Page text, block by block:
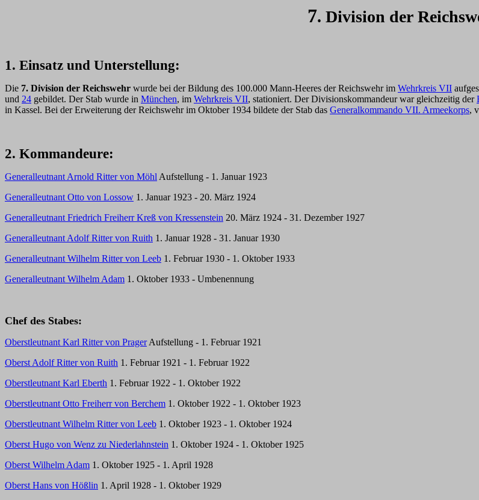
7. Division der
1. Einsatz und Unterstellung:
Die 7. Division der Reichswehr wurde bei der Bildung des 100.000 Mann-Heeres der Reichswehr im Wehrkreis VII
und 24 gebildet. Der Stab wurde in München, im Wehrkreis VII, stationiert. Der Divisionskommandeur war gleichzeitig der
in Kassel. Bei der Erweiterung der Reichswehr im Oktober 1934 bildete der Stab das Generalkommando VII. Armeekorps,
2. Kommandeure:
Generalleutnant Arnold Ritter von Möhl Aufstellung - 1. Januar 1923
Generalleutnant Otto von Lossow 1. Januar 1923 - 20. März 1924
Generalleutnant Friedrich Freiherr Kreß von Kressenstein 20. März 1924 - 31. Dezember 1927
Generalleutnant Adolf Ritter von Ruith 1. Januar 1928 - 31. Januar 1930
Generalleutnant Wilhelm Ritter von Leeb 1. Februar 1930 - 1. Oktober 1933
Generalleutnant Wilhelm Adam 1. Oktober 1933 - Umbenennung
Chef des Stabes:
Oberstleutnant Karl Ritter von PragerAufstellung - 1. Februar 1921
Oberst Adolf Ritter von Ruith 1. Februar 1921 - 1. Februar 1922
Oberstleutnant Karl Eberth 1. Februar 1922 - 1. Oktober 1922
Oberstleutnant Otto Freiherr von Berchem 1. Oktober 1922 - 1. Oktober 1923
Oberstleutnant Wilhelm Ritter von Leeb 1. Oktober 1923 - 1. Oktober 1924
Oberst Hugo von Wenz zu Niederlahnstein 1. Oktober 1924 - 1. Oktober 1925
Oberst Wilhelm Adam 1. Oktober 1925 - 1. April 1928
Oberst Hans von Hößlin 1. April 1928 - 1. Oktober 1929